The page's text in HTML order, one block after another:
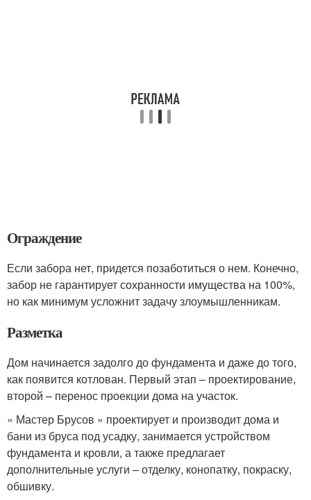
Ограждение
Если забора нет, придется позаботиться о нем. Конечно,
забор не гарантирует сохранности имущества на 100%,
но как минимум усложнит задачу злоумышленникам.
Разметка
Дом начинается задолго до фундамента и даже до того,
как появится котлован. Первый этап – проектирование,
второй – перенос проекции дома на участок.
« Мастер Брусов » проектирует и производит дома и
бани из бруса под усадку, занимается устройством
фундамента и кровли, а также предлагает
дополнительные услуги – отделку, конопатку, покраску,
обшивку.